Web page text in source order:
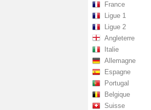
France
Ligue 1
Ligue 2
Angleterre
Italie
Allemagne
Espagne
Portugal
Belgique
Suisse